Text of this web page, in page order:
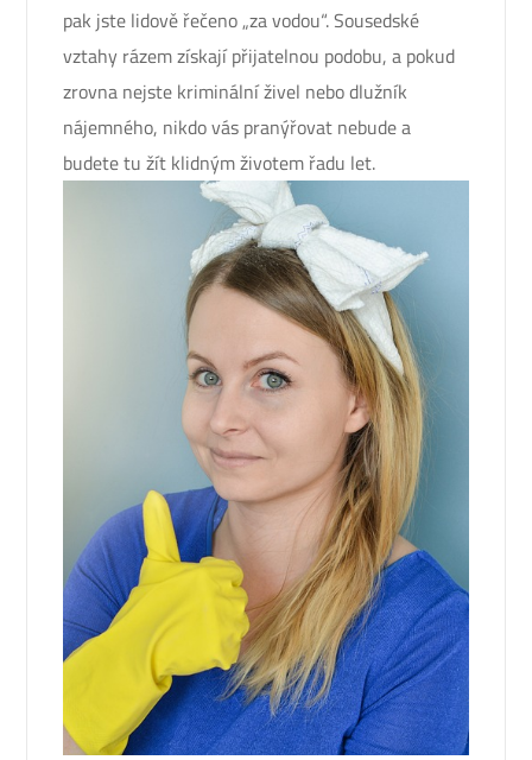
pak jste lidově řečeno „za vodou“. Sousedské
vztahy rázem získají přijatelnou podobu, a pokud
zrovna nejste kriminální živel nebo dlužník
nájemného, nikdo vás pranýřovat nebude a
budete tu žít klidným životem řadu let.